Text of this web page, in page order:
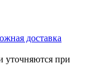
доставка
уточняются при